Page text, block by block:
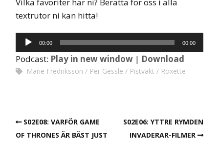
Vilka favoriter har ni? Berätta för oss i alla
textrutor ni kan hitta!
Ljudspelare
00:00 00:00
Podcast: Play in new window | Download
Marie Fredriksson Per Gessle Pistvakt Roxette
S02E08: VARFÖR GAME
OF THRONES ÄR BÄST JUST
S02E06: YTTRE RYMDEN
INVADERAR-FILMER